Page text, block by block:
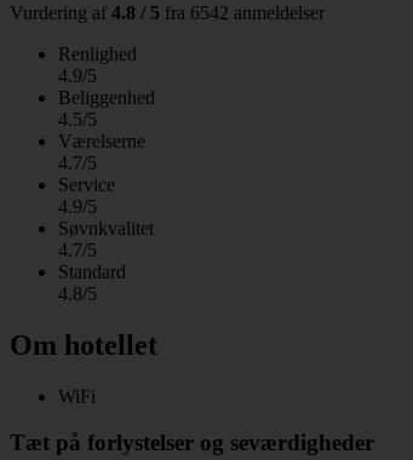
Vurdering af 4.8 / 5 fra 6542 anmeldelser
Renlighed
4.9/5
Beliggenhed
4.5/5
Værelserne
4.7/5
Service
4.9/5
Søvnkvalitet
4.7/5
Standard
4.8/5
Om hotellet
WiFi
Tæt på forlystelser og seværdigheder